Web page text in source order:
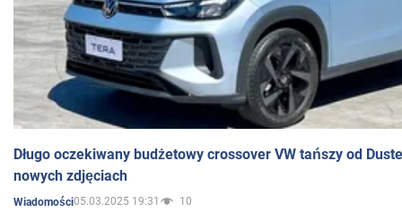
Długo oczekiwany budżetowy crossover VW tańszy od
nowych zdjęciach
Wiadomości05.03.2025 19:31 10